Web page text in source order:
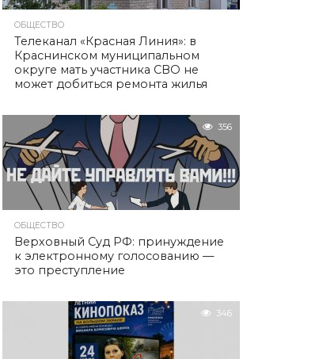
ОБЩЕСТВО
Телеканал «Красная Линия»: в
Краснинском муниципальном
округе мать участника СВО не
может добиться ремонта жилья
356
ОБЩЕСТВО
Верховный Суд РФ: принуждение
к электронному голосованию —
это преступление
346